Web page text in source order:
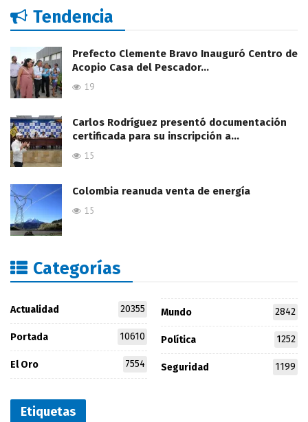
Tendencia
Prefecto Clemente Bravo Inauguró Centro de
Acopio Casa del Pescador…
19
Carlos Rodríguez presentó documentación
certificada para su inscripción a…
15
Colombia reanuda venta de energía
15
Categorías
Actualidad 20355
Portada 10610
El Oro 7554
Mundo 2842
Política 1252
Seguridad 1199
Etiquetas